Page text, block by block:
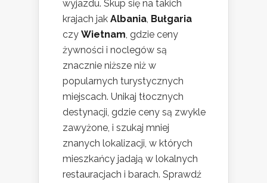
wyjazdu. Skup się na takich
krajach jak Albania Bułgaria
czy Wietnam , gdzie ceny
żywności i noclegów są
znacznie niższe niż w
popularnych turystycznych
miejscach. Unikaj tłocznych
destynacji, gdzie ceny są zwykle
zawyżone, i szukaj mniej
znanych lokalizacji, w których
mieszkańcy jadają w lokalnych
restauracjach i barach. Sprawdź